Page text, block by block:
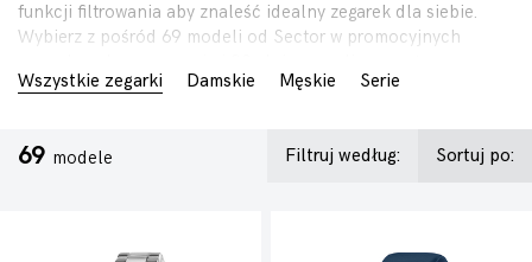
funkcji filtrowania aby znaleść idealny zegarek dla siebie.
Wybierz z pośród 69 modeli od Sector w promocyjnych
Wszystkie zegarki
Damskie Męskie Serie
69 modele Sortuj po:
Filtruj według: